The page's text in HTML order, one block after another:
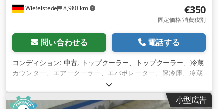
Wiefelstede 8,980 km €350
固定価格 消費税別
問い合わせる 電話する
コンディション: 中古, トップクーラー、トップクーラー、冷蔵
カウンター、エアークーラー、エバポレーター、保冷庫、冷蔵
コンテナ、保冷室 Dkodpfx Aaob Uhnmogjr -扇風機を含む -
数：2倍のトップクーラーが利用可能 -1個あたりの価格 -寸法
図。610/1500/H220 mm -重量：48kg
小型広告